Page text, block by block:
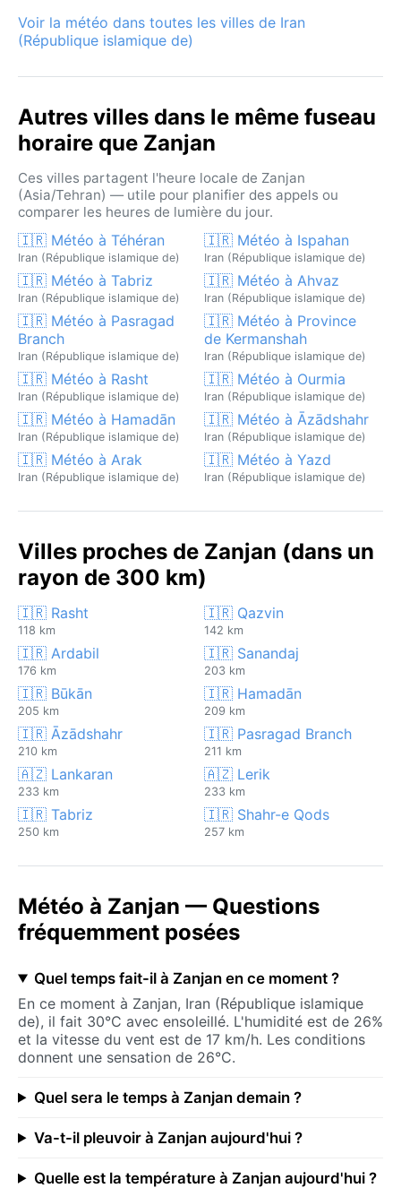
Voir la météo dans toutes les villes de Iran
(République islamique de)
Autres villes dans le même fuseau
horaire que Zanjan
Ces villes partagent l'heure locale de Zanjan
(Asia/Tehran) — utile pour planifier des appels ou
comparer les heures de lumière du jour.
🇮🇷 Météo à Téhéran
Iran (République islamique de)
🇮🇷 Météo à Ispahan
Iran (République islamique de)
🇮🇷 Météo à Tabriz
Iran (République islamique de)
🇮🇷 Météo à Ahvaz
Iran (République islamique de)
🇮🇷 Météo à Pasragad
Branch
Iran (République islamique de)
🇮🇷 Météo à Province
de Kermanshah
Iran (République islamique de)
🇮🇷 Météo à Rasht
Iran (République islamique de)
🇮🇷 Météo à Ourmia
Iran (République islamique de)
🇮🇷 Météo à Hamadān
Iran (République islamique de)
🇮🇷 Météo à Āzādshahr
Iran (République islamique de)
🇮🇷 Météo à Arak
Iran (République islamique de)
🇮🇷 Météo à Yazd
Iran (République islamique de)
Villes proches de Zanjan (dans un
rayon de 300 km)
🇮🇷 Rasht
118 km
🇮🇷 Qazvin
142 km
🇮🇷 Ardabil
176 km
🇮🇷 Sanandaj
203 km
🇮🇷 Būkān
205 km
🇮🇷 Hamadān
209 km
🇮🇷 Āzādshahr
210 km
🇮🇷 Pasragad Branch
211 km
🇦🇿 Lankaran
233 km
🇦🇿 Lerik
233 km
🇮🇷 Tabriz
250 km
🇮🇷 Shahr-e Qods
257 km
Météo à Zanjan — Questions
fréquemment posées
Quel temps fait-il à Zanjan en ce moment ?
En ce moment à Zanjan, Iran (République islamique
de), il fait 30°C avec ensoleillé. L'humidité est de 26%
et la vitesse du vent est de 17 km/h. Les conditions
donnent une sensation de 26°C.
Quel sera le temps à Zanjan demain ?
Va-t-il pleuvoir à Zanjan aujourd'hui ?
Quelle est la température à Zanjan aujourd'hui ?